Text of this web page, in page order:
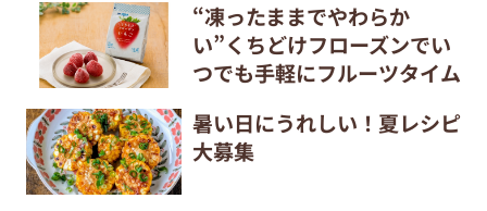
“凍ったままでやわらか
い”くちどけフローズンでい
つでも手軽にフルーツタイム
暑い日にうれしい！夏レシピ
大募集